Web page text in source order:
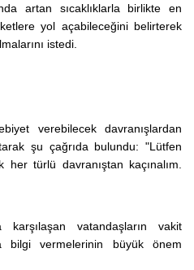
artan sıcaklıklarla birlikte en
yol açabileceğini belirterek
istedi.
verebilecek davranışlardan
şu çağrıda bulundu: "Lütfen
türlü davranıştan kaçınalım.
karşılaşan vatandaşların vakit
bilgi vermelerinin büyük önem